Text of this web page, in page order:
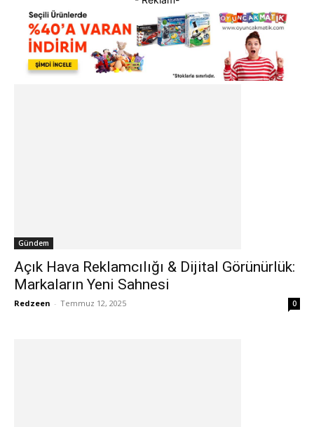
Gündem
Açık Hava Reklamcılığı & Dijital Görünürlük:
Markaların Yeni Sahnesi
Redzeen - Temmuz 12, 2025 0